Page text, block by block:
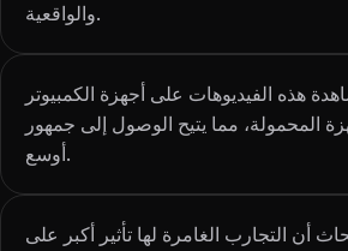
والواقعية.
هذه الفيديوهات على أجهزة الكمبيوتر
المحمولة، مما يتيح الوصول إلى جمهور
أوسع.
أن التجارب الغامرة لها تأثير أكبر على